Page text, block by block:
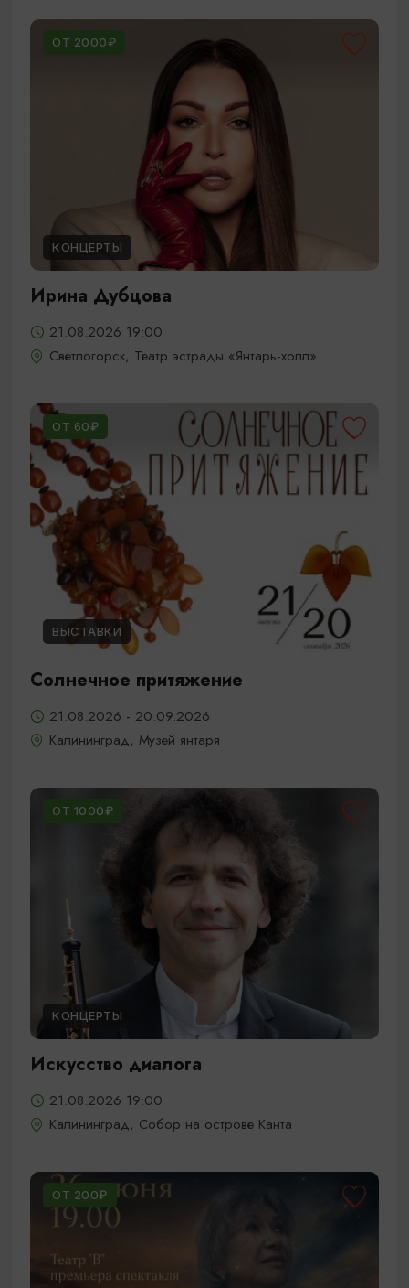
ОТ 2000₽
КОНЦЕРТЫ
Ирина Дубцова
21.08.2026 19:00
Светлогорск, Театр эстрады «Янтарь-холл»
ОТ 60₽
ВЫСТАВКИ
Солнечное притяжение
21.08.2026 - 20.09.2026
Калининград, Музей янтаря
ОТ 1000₽
КОНЦЕРТЫ
Искусство диалога
21.08.2026 19:00
Калининград, Собор на острове Канта
ОТ 200₽